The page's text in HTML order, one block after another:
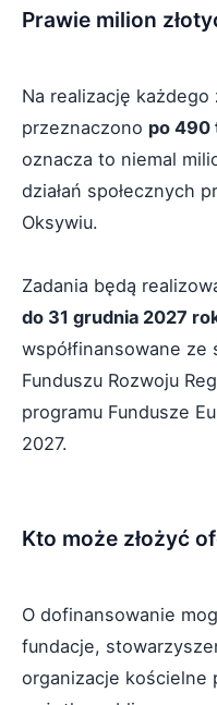
Prawie milion
Na realizację
przeznaczono po 490
oznacza to niemal
działań społecznych
Oksywiu.
Zadania będą
do 31 grudnia 2027
współfinansowane
Funduszu Rozwoju
programu Fundusze
2027.
Kto może złożyć
O dofinansowanie
fundacje,
organizacje kościelne